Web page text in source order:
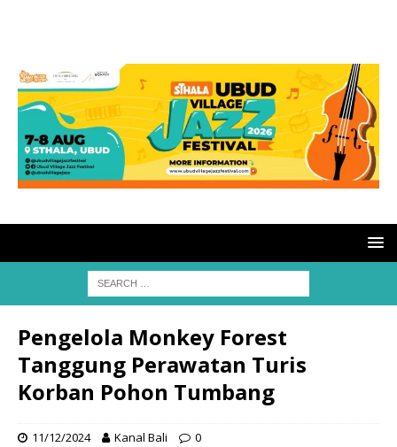
Pengelola Monkey Forest
Tanggung Perawatan Turis
Korban Pohon Tumbang
11/12/2024 Kanal Bali 0